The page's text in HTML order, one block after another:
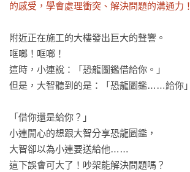
的感受，學會處理衝突、解決問題的溝通力！
附近正在施工的大樓發出巨大的聲響。
哐啷！哐啷！
這時，小連說：「恐龍圖鑑借給你。」
但是，大智聽到的是：「恐龍圖鑑……給你」
「借你還是給你？」
小連開心的想跟大智分享恐龍圖鑑，
大智卻以為小連要送給他……
這下誤會可大了！吵架能解決問題嗎？